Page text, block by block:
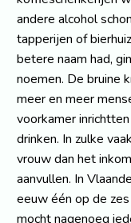
andere alcohol
tapperijen of
betere naam had,
noemen. De bruine
meer en meer
voorkamer
drinken. In zulke
vrouw dan het
aanvullen. In
eeuw één op de
mocht nagenoeg